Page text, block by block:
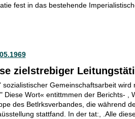
fest in das bestehende
zielstrebiger
sozialistischer Gemeinschaftsarbeit wird
Diese Wort« entittmmen der Berichts- ,
des Betlrksverbandes, die während
stattfand. In der tat:, .Alle